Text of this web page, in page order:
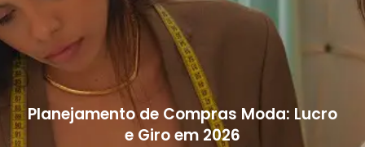
Planejamento de Compras Moda: Lucro
e Giro em 2026